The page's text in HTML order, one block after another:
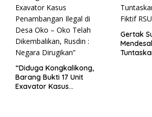
“Diduga Kongkalikong,
Barang Bukti 17 Unit
Exavator Kasus
Gertak